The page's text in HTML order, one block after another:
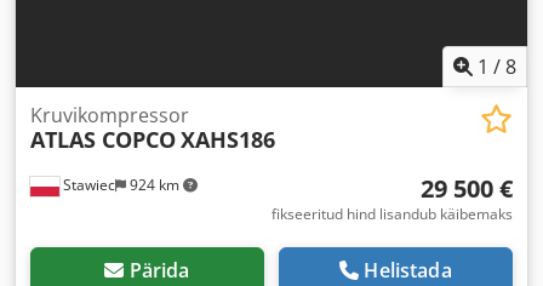
1 /8
Stawiec 924 km
Kruvikompressor
ATLAS COPCOXAHS186
29 500 €
fikseeritud hind lisandub käibemaks
Pärida Helistada